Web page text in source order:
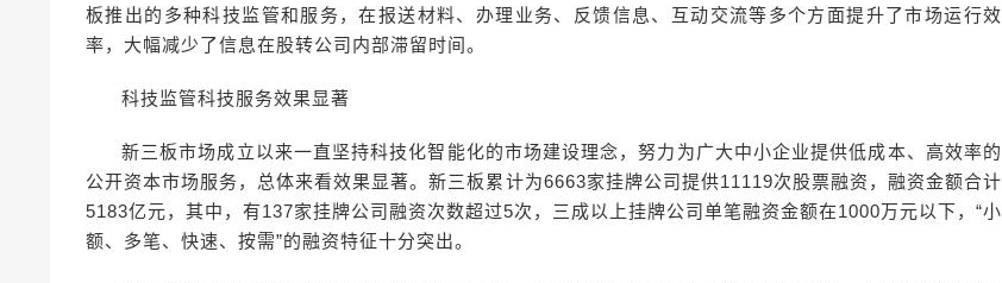
板推出的多种科技监管和服务，在报送材料、办理业务、反馈信息、互动交流等多个方面提升了市场运行效
率，大幅减少了信息在股转公司内部滞留时间。
科技监管科技服务效果显著
新三板市场成立以来一直坚持科技化智能化的市场建设理念，努力为广大中小企业提供低成本、高效率的
公开资本市场服务，总体来看效果显著。新三板累计为6663家挂牌公司提供11119次股票融资，融资金额合计
5183亿元，其中，有137家挂牌公司融资次数超过5次，三成以上挂牌公司单笔融资金额在1000万元以下，“小
额、多笔、快速、按需”的融资特征十分突出。